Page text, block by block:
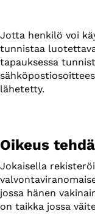
Jotta henkilö voi
tunnistaa
tapauksessa
lähetetty.
Oikeus
Jokaisella
jossa hänen
on taikka jossa